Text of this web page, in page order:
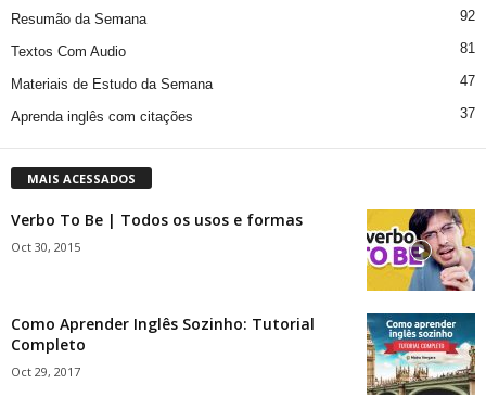
Resumão da Semana 92
Textos Com Audio 81
Materiais de Estudo da Semana 47
Aprenda inglês com citações 37
MAIS ACESSADOS
Verbo To Be | Todos os usos e formas
Oct 30, 2015
Como Aprender Inglês Sozinho: Tutorial
Completo
Oct 29, 2017